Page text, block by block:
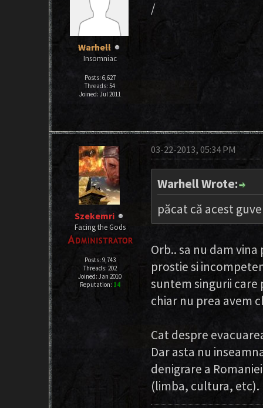
Warhell
Insomniac
Posts: 6,627
Threads: 54
Joined: Jul 2011
/
Szekemri
Facing the Gods
Posts: 9,743
Threads: 202
Joined: Jan 2010
Reputation: 14
03-22-2013, 05:34 PM
Warhell Wrote:
păcat că acest
Orb.. sa nu dam
prostie si
suntem singurii care
chiar nu prea avem
Cat despre
Dar asta nu
denigrare a
(limba, cultura, etc).